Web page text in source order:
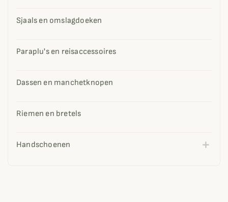
Sjaals en omslagdoeken
Paraplu's en reisaccessoires
Dassen en manchetknopen
Riemen en bretels
Handschoenen